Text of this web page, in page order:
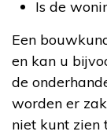
Is de
Een
en kan u
de
worden er
niet kunt zien